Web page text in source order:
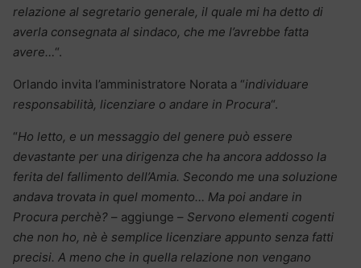
relazione al segretario generale, il quale mi ha detto di
averla consegnata al sindaco, che me l’avrebbe fatta
avere…“.
Orlando invita l’amministratore Norata a “individuare
responsabilità, licenziare o andare in Procura“.
“Ho letto, e un messaggio del genere può essere
devastante per una dirigenza che ha ancora addosso la
ferita del fallimento dell’Amia. Secondo me una soluzione
andava trovata in quel momento… Ma poi andare in
Procura perchè? – aggiunge – Servono elementi cogenti
che non ho, nè è semplice licenziare appunto senza fatti
precisi. A meno che in quella relazione non vengano